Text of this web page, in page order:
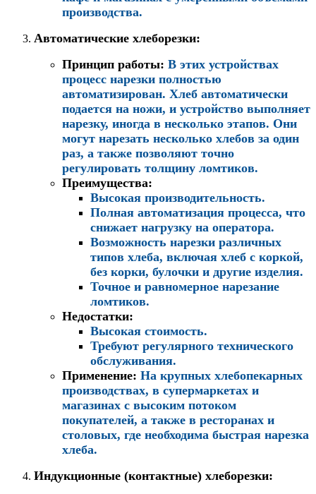
производства.
Автоматические хлеборезки:
Принцип работы: В этих устройствах
процесс нарезки полностью
автоматизирован. Хлеб автоматически
подается на ножи, и устройство выполняет
нарезку, иногда в несколько этапов. Они
могут нарезать несколько хлебов за один
раз, а также позволяют точно
регулировать толщину ломтиков.
Преимущества:
Высокая производительность.
Полная автоматизация процесса, что
снижает нагрузку на оператора.
Возможность нарезки различных
типов хлеба, включая хлеб с коркой,
без корки, булочки и другие изделия.
Точное и равномерное нарезание
ломтиков.
Недостатки:
Высокая стоимость.
Требуют регулярного технического
обслуживания.
Применение: На крупных хлебопекарных
производствах, в супермаркетах и
магазинах с высоким потоком
покупателей, а также в ресторанах и
столовых, где необходима быстрая нарезка
хлеба.
Индукционные (контактные) хлеборезки: